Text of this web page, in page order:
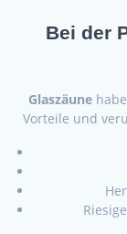
Bei der
Glaszäune
Vorteile und